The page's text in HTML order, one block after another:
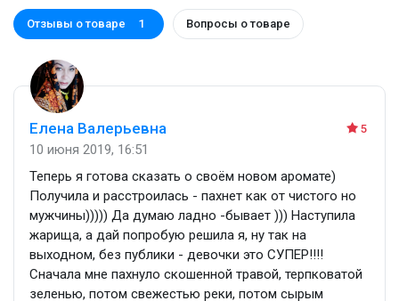
Отзывы о товаре 1 Вопросы о товаре
5
Елена Валерьевна
10 июня 2019, 16:51
Теперь я готова сказать о своём новом аромате)
Получила и расстроилась - пахнет как от чистого но
мужчины))))) Да думаю ладно -бывает ))) Наступила
жарища, а дай попробую решила я, ну так на
выходном, без публики - девочки это СУПЕР!!!!
Сначала мне пахнуло скошенной травой, терпковатой
зеленью, потом свежестью реки, потом сырым